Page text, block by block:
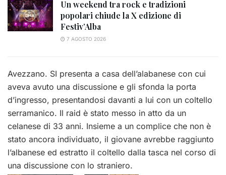
Un weekend tra rock e tradizioni
popolari chiude la X edizione di
Festiv’Alba
7 AGOSTO 2026
Avezzano. SI presenta a casa dell’alabanese con cui
aveva avuto una discussione e gli sfonda la porta
d’ingresso, presentandosi davanti a lui con un coltello
serramanico. Il raid è stato messo in atto da un
celanese di 33 anni. Insieme a un complice che non è
stato ancora individuato, il giovane avrebbe raggiunto
l’albanese ed estratto il coltello dalla tasca nel corso di
una discussione con lo straniero.